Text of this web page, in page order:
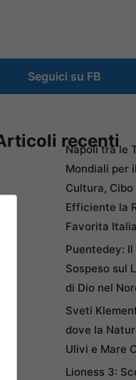
Seguici su FB
recenti
Napoli tra le
Mondiali per
Cultura,
Efficiente la
Favorita
Puentedey:
Sospeso sul
di Dio nel
Sveti
dove la
Ulivi e Mare
Lioness 3: